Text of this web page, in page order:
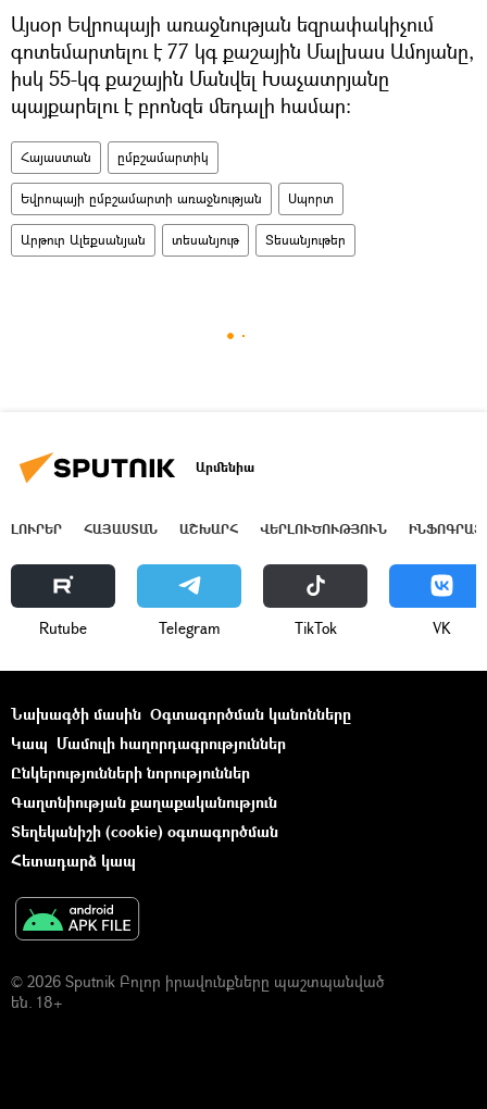
Այսօր Եվրոպայի առաջնության եզրափակիչում
գոտեմարտելու է 77 կգ քաշային Մալխաս Ամոյանը,
իսկ 55-կգ քաշային Մանվել Խաչատրյանը
պայքարելու է բրոնզե մեդալի համար։
Հայաստան ըմբշամարտիկ
Եվրոպայի ըմբշամարտի առաջնության Սպորտ
Արթուր Ալեքսանյան տեսանյութ Տեսանյութեր
Արմենիա
ԼՈՒՐԵՐ ՀԱՅԱՍՏԱՆ ԱՇԽԱՐՀ ՎԵՐԼՈՒԾՈՒԹՅՈՒՆ
Rutube Telegram ТikТоk VK
Նախագծի մասին Օգտագործման կանոնները
Կապ Մամուլի հաղորդագրություններ
Ընկերությունների նորություններ
Գաղտնիության քաղաքականություն
Տեղեկանիշի (cookie) օգտագործման
Հետադարձ կապ
© 2026 Sputnik Բոլոր իրավունքները պաշտպանված
են. 18+